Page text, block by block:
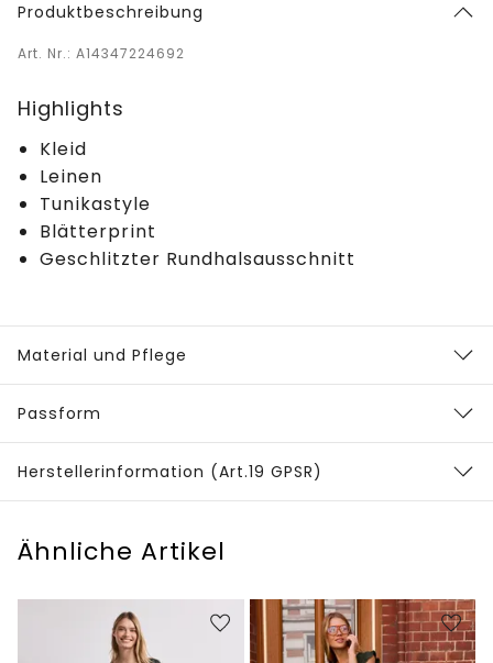
Produktbeschreibung
Art. Nr.: A14347224692
Highlights
Kleid
Leinen
Tunikastyle
Blätterprint
Geschlitzter Rundhalsausschnitt
Material und Pflege
Passform
Herstellerinformation (Art.19 GPSR)
Ähnliche Artikel